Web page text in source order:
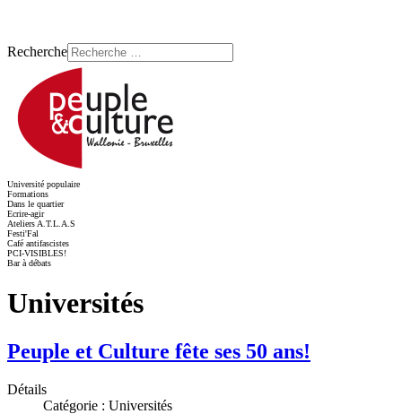
Recherche
Université populaire
Formations
Dans le quartier
Ecrire-agir
Ateliers A.T.L.A.S
Festi'Fal
Café antifascistes
PCI-VISIBLES!
Bar à débats
Universités
Peuple et Culture fête ses 50 ans!
Détails
Catégorie : Universités